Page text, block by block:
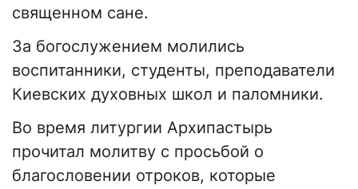
священном сане.
За богослужением молились
воспитанники, студенты, преподаватели
Киевских духовных школ и паломники.
Во время литургии Архипастырь
прочитал молитву с просьбой о
благословении отроков, которые